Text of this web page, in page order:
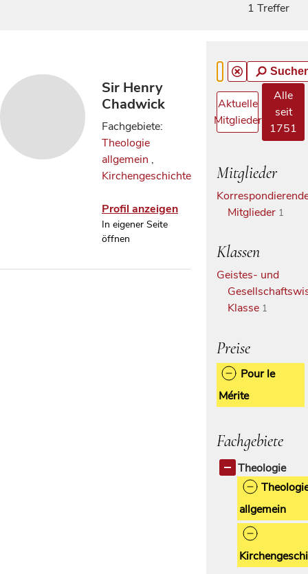
1 Treffer
Sir Henry
Chadwick
Fachgebiete:
Theologie
allgemein ,
Kirchengeschichte
Profil anzeigen
In eigener Seite
öffnen
Aktuelle
Mitglieder
Alle
seit
1751
Mitglieder
Mitglieder 1
Klassen
Geistes- und
Klasse 1
Preise
Pour le
Mérite
Fachgebiete
Theologie
allgemein